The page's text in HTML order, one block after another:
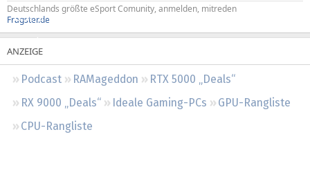
Leserartikel
Regeln
Podcast RAMageddon
RTX 5000 „Deals“
RX 9000 „Deals“
Ideale Gaming-PCs
GPU-Rangliste
CPU-Rangliste
Deutschlands größte eSport Comunity, anmelden, mitreden
Fragster.de